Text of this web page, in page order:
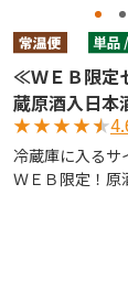
≪ＷＥＢ限定
蔵原酒入日本
★★★★★
冷蔵庫に入るサ
ＷＥＢ限定！原